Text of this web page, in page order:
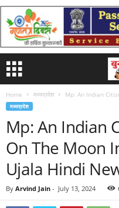
Home मध्यप्रदेश Mp: An Indian
मध्यप्रदेश
Mp: An Indian
On The Moon
Ujala Hindi
By Arvind Jain - July 13, 2024